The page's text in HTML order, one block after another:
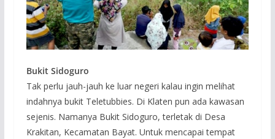
Bukit Sidoguro
Tak perlu jauh-jauh ke luar negeri kalau ingin melihat
indahnya bukit Teletubbies. Di Klaten pun ada kawasan
sejenis. Namanya Bukit Sidoguro, terletak di Desa
Krakitan, Kecamatan Bayat. Untuk mencapai tempat